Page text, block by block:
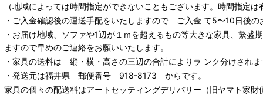
（地域によっては時間指定ができないこともございます。時間指定
・ご入金確認後の運送手配をいたしますので ご入金 て5〜10日後の
・お届け地域、ソファや1辺が１ｍを超えるもの等大きな家具、繁
ますので早めのご連絡をお願いいたします。
・家具の送料は 縦・横・高さの三辺の合計によりラ ンク分けされま
・発送元は福井県 郵便番号 918-8173 からです。
家具の個々の配送料はアートセッティングデリバリー （旧ヤマト家財